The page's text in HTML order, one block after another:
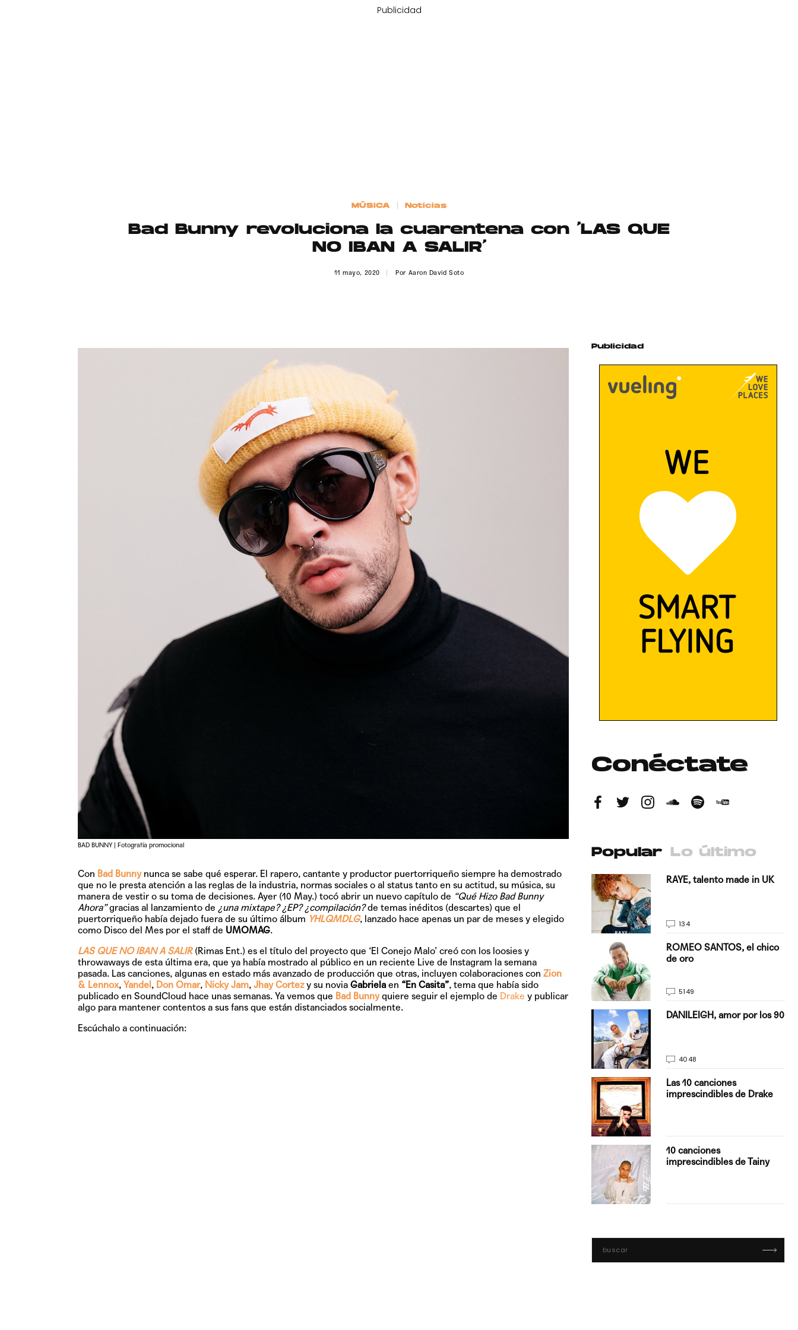
Publicidad
MÚSICA Noticias
Bad Bunny revoluciona la cuarentena con ‘LAS QUE
NO IBAN A SALIR’
11 mayo, 2020 Por Aaron David Soto
BAD BUNNY | Fotografía promocional
Con Bad Bunnynunca se sabe qué esperar. El rapero, cantante y productor puertorriqueño siempre ha demostrado
que no le presta atención a las reglas de la industria, normas sociales o al status tanto en su actitud, su música, su
manera de vestir o su toma de decisiones. Ayer (10 May.) tocó abrir un nuevo capítulo de “Qué Hizo Bad Bunny
Ahora”gracias al lanzamiento de ¿una mixtape? ¿EP? ¿compilación?de temas inéditos (descartes) que el
puertorriqueño había dejado fuera de su último álbum YHLQMDLG, lanzado hace apenas un par de meses y elegido
como Disco del Mes por el staff de UMOMAG.
LAS QUE NO IBAN A SALIR(Rimas Ent.) es el título del proyecto que ‘El Conejo Malo’ creó con los loosies y
throwaways de esta última era, que ya había mostrado al público en un reciente Live de Instagram la semana
pasada. Las canciones, algunas en estado más avanzado de producción que otras, incluyen colaboraciones con Zion
& Lennox, Yandel, Don Omar, Nicky Jam, Jhay Cortezy su novia Gabrielaen “En Casita”, tema que había sido
publicado en SoundCloud hace unas semanas. Ya vemos que Bad Bunnyquiere seguir el ejemplo de Drake y publicar
algo para mantener contentos a sus fans que están distanciados socialmente.
Escúchalo a continuación:
Publicidad
Conéctate
Popular Lo último
TAINY, adelantado a su
tiempo
fuerte
RAYE, talento made in UK
134
ROMEO SANTOS, el chico
de oro
5149
DANILEIGH, amor por los 90
4048
Las 10 canciones
imprescindibles de Drake
10 canciones
imprescindibles de Tainy